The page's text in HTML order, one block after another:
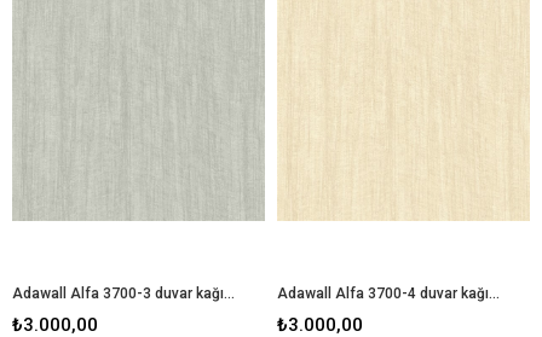
Adawall Alfa 3700-3 duvar kağıdı
₺3.000,00
Adawall Alfa 3700-4 duvar kağıdı
₺3.000,00